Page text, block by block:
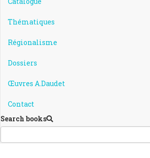
Thématiques
Régionalisme
Dossiers
Œuvres A.Daudet
Contact
Search books